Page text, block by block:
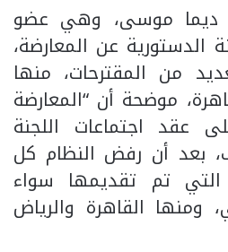
موسى، وهي عضو
الدستورية عن المعارضة،
من المقترحات، منها
موضحة أن “المعارضة
عقد اجتماعات اللجنة
بعد أن رفض النظام كل
التي تم تقديمها سواء
ومنها القاهرة والرياض